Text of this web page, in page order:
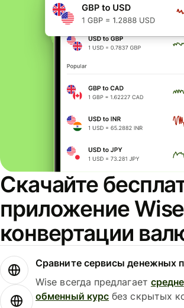
Скачайте
приложение
конвертации
Сравните сервисы денежных
Wise всегда предлагает
обменный курс без скрытых